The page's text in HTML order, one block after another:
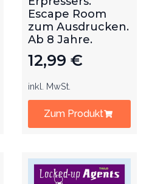
Escape Room
zum Ausdrucken.
Ab 8 Jahre.
12,99 €
inkl. MwSt.
Zum Produkt